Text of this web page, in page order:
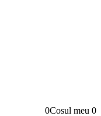
0Cosul meu 0